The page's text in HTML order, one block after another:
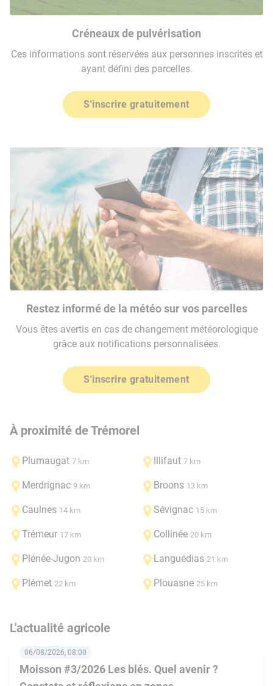
Créneaux de pulvérisation
Ces informations sont réservées aux personnes inscrites et
ayant défini des parcelles.
S'inscrire gratuitement
Restez informé de la météo sur vos parcelles
Vous êtes avertis en cas de changement météorologique
grâce aux notifications personnalisées.
S'inscrire gratuitement
À proximité de Trémorel
Plumaugat 7 km Illifaut 7 km
Merdrignac 9 km Broons 13 km
Caulnes 14 km Sévignac 15 km
Trémeur 17 km Collinée 20 km
Plénée-Jugon 20 km Languédias 21 km
Plémet 22 km Plouasne 25 km
L'actualité agricole
Moisson #3/2026 Les blés. Quel avenir ?
06/08/2026, 08:00